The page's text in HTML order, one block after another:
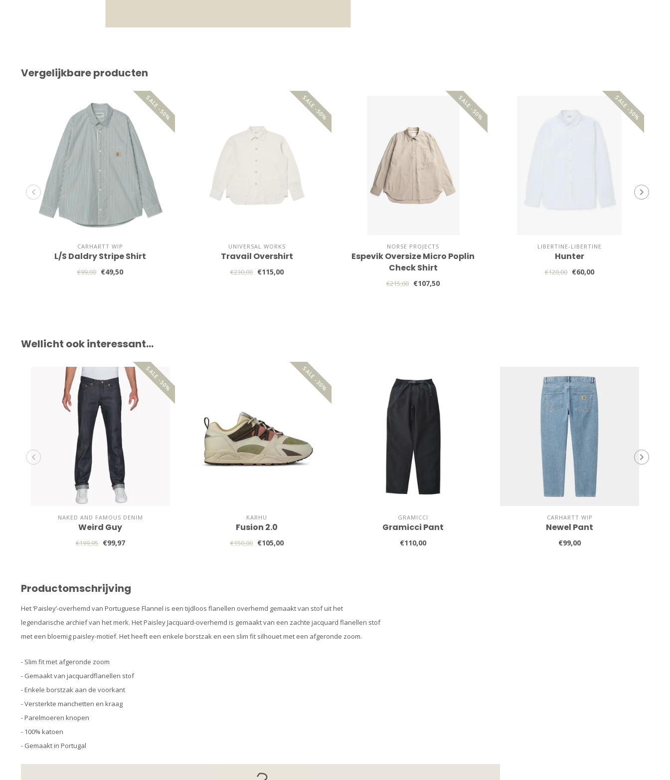
Vergelijkbare producten
SALE -50%
CARHARTT WIP
L/S Daldry Stripe Shirt
€99,00 €49,50
SALE -50%
UNIVERSAL WORKS
Travail Overshirt
€230,00 €115,00
SALE -50%
NORSE PROJECTS
Espevik Oversize Micro Poplin
Check Shirt
€215,00 €107,50
SALE -50%
LIBERTINE-LIBERTINE
Hunter
€120,00 €60,00
Wellicht ook interessant…
SALE -50%
NAKED AND FAMOUS DENIM
Weird Guy
€199,95 €99,97
SALE -30%
KARHU
Fusion 2.0
€150,00 €105,00
GRAMICCI
Gramicci Pant
€110,00
CARHARTT WIP
Newel Pant
€99,00
Productomschrijving
Het ‘Paisley’-overhemd van Portuguese Flannel is een tijdloos flanellen overhemd gemaakt van stof uit het
legendarische archief van het merk. Het Paisley Jacquard-overhemd is gemaakt van een zachte jacquard flanellen stof
met een bloemig paisley-motief. Het heeft een enkele borstzak en een slim fit silhouet met een afgeronde zoom.
- Slim fit met afgeronde zoom
- Gemaakt van jacquardflanellen stof
- Enkele borstzak aan de voorkant
- Versterkte manchetten en kraag
- Parelmoeren knopen
- 100% katoen
- Gemaakt in Portugal